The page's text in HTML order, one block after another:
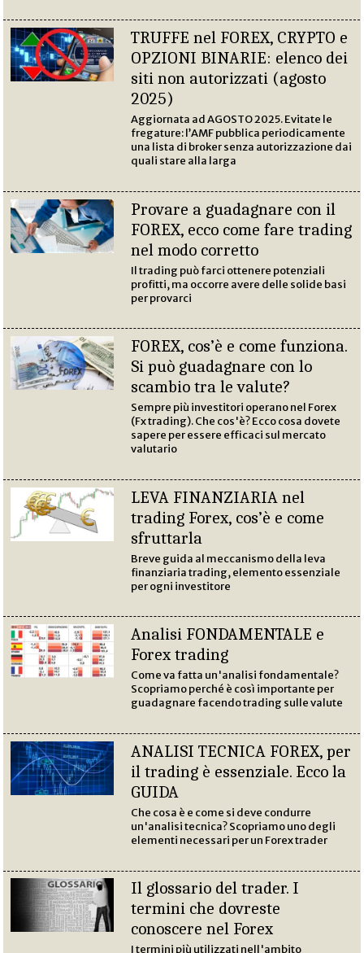
TRUFFE nel FOREX, CRYPTO e
OPZIONI BINARIE: elenco dei
siti non autorizzati (agosto
2025)
Aggiornata ad AGOSTO 2025. Evitate le
fregature: l’AMF pubblica periodicamente
una lista di broker senza autorizzazione dai
quali stare alla larga
Provare a guadagnare con il
FOREX, ecco come fare trading
nel modo corretto
Il trading può farci ottenere potenziali
profitti, ma occorre avere delle solide basi
per provarci
FOREX, cos’è e come funziona.
Si può guadagnare con lo
scambio tra le valute?
Sempre più investitori operano nel Forex
(Fx trading). Che cos'è? Ecco cosa dovete
sapere per essere efficaci sul mercato
valutario
LEVA FINANZIARIA nel
trading Forex, cos’è e come
sfruttarla
Breve guida al meccanismo della leva
finanziaria trading, elemento essenziale
per ogni investitore
Analisi FONDAMENTALE e
Forex trading
Come va fatta un'analisi fondamentale?
Scopriamo perché è così importante per
guadagnare facendo trading sulle valute
ANALISI TECNICA FOREX, per
il trading è essenziale. Ecco la
GUIDA
Che cosa è e come si deve condurre
un'analisi tecnica? Scopriamo uno degli
elementi necessari per un Forex trader
Il glossario del trader. I
termini che dovreste
conoscere nel Forex
I termini più utilizzati nell'ambito